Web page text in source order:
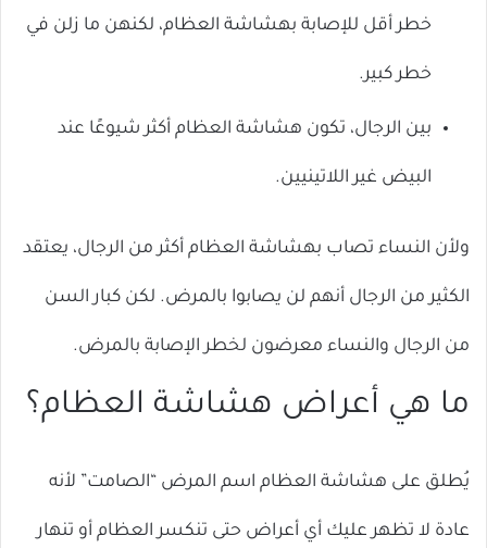
خطر أقل للإصابة بهشاشة العظام، لكنهن ما زلن في
خطر كبير.
بين الرجال، تكون هشاشة العظام أكثر شيوعًا عند
البيض غير اللاتينيين.
ولأن النساء تصاب بهشاشة العظام أكثر من الرجال، يعتقد
الكثير من الرجال أنهم لن يصابوا بالمرض. لكن كبار السن
من الرجال والنساء معرضون لخطر الإصابة بالمرض.
ما هي أعراض هشاشة العظام؟
يُطلق على هشاشة العظام اسم المرض “الصامت” لأنه
عادة لا تظهر عليك أي أعراض حتى تنكسر العظام أو تنهار